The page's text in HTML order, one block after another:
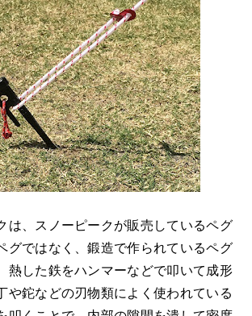
は、スノーピークが販売しているペグ
グではなく、鍛造で作られているペグ
熱した鉄をハンマーなどで叩いて成形
や鉈などの刃物類によく使われている